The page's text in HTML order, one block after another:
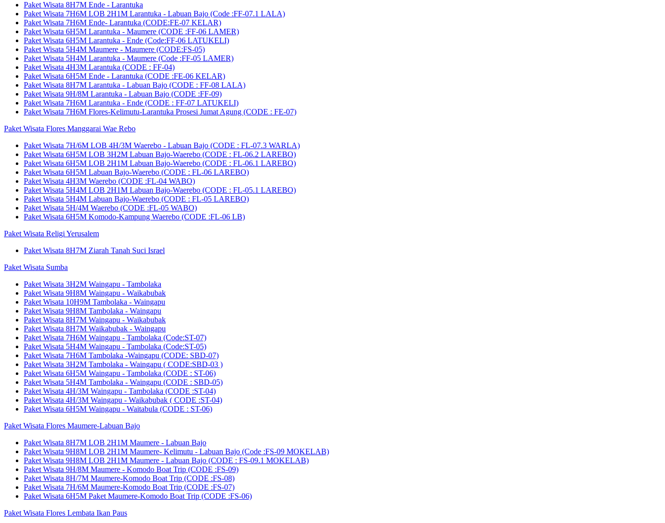
Paket Wisata 8H7M Ende - Larantuka
Paket Wisata 7H6M LOB 2H1M Larantuka - Labuan Bajo (Code :FF-07.1 LALA)
Paket Wisata 7H6M Ende- Larantuka (CODE:FE-07 KELAR)
Paket Wisata 6H5M Larantuka - Maumere (CODE :FF-06 LAMER)
Paket Wisata 6H5M Larantuka - Ende (Code:FF-06 LATUKELI)
Paket Wisata 5H4M Maumere - Maumere (CODE:FS-05)
Paket Wisata 5H4M Larantuka - Maumere (Code :FF-05 LAMER)
Paket Wisata 4H3M Larantuka (CODE : FF-04)
Paket Wisata 6H5M Ende - Larantuka (CODE :FE-06 KELAR)
Paket Wisata 8H7M Larantuka - Labuan Bajo (CODE : FF-08 LALA)
Paket Wisata 9H/8M Larantuka - Labuan Bajo (CODE :FF-09)
Paket Wisata 7H6M Larantuka - Ende (CODE : FF-07 LATUKELI)
Paket Wisata 7H6M Flores-Kelimutu-Larantuka Prosesi Jumat Agung (CODE : FE-07)
Paket Wisata Flores Manggarai Wae Rebo
Paket Wisata 7H/6M LOB 4H/3M Waerebo - Labuan Bajo (CODE : FL-07.3 WARLA)
Paket Wisata 6H5M LOB 3H2M Labuan Bajo-Waerebo (CODE : FL-06.2 LAREBO)
Paket Wisata 6H5M LOB 2H1M Labuan Bajo-Waerebo (CODE : FL-06.1 LAREBO)
Paket Wisata 6H5M Labuan Bajo-Waerebo (CODE : FL-06 LAREBO)
Paket Wisata 4H3M Waerebo (CODE :FL-04 WABO)
Paket Wisata 5H4M LOB 2H1M Labuan Bajo-Waerebo (CODE : FL-05.1 LAREBO)
Paket Wisata 5H4M Labuan Bajo-Waerebo (CODE : FL-05 LAREBO)
Paket Wisata 5H/4M Waerebo (CODE :FL-05 WABO)
Paket Wisata 6H5M Komodo-Kampung Waerebo (CODE :FL-06 LB)
Paket Wisata Religi Yerusalem
Paket Wisata 8H7M Ziarah Tanah Suci Israel
Paket Wisata Sumba
Paket Wisata 3H2M Waingapu - Tambolaka
Paket Wisata 9H8M Waingapu - Waikabubak
Paket Wisata 10H9M Tambolaka - Waingapu
Paket Wisata 9H8M Tambolaka - Waingapu
Paket Wisata 8H7M Waingapu - Waikabubak
Paket Wisata 8H7M Waikabubak - Waingapu
Paket Wisata 7H6M Waingapu - Tambolaka (Code:ST-07)
Paket Wisata 5H4M Waingapu - Tambolaka (Code:ST-05)
Paket Wisata 7H6M Tambolaka -Waingapu (CODE: SBD-07)
Paket Wisata 3H2M Tambolaka - Waingapu ( CODE:SBD-03 )
Paket Wisata 6H5M Waingapu - Tambolaka (CODE : ST-06)
Paket Wisata 5H4M Tambolaka - Waingapu (CODE : SBD-05)
Paket Wisata 4H/3M Waingapu - Tambolaka (CODE :ST-04)
Paket Wisata 4H/3M Waingapu - Waikabubak ( CODE :ST-04)
Paket Wisata 6H5M Waingapu - Waitabula (CODE : ST-06)
Paket Wisata Flores Maumere-Labuan Bajo
Paket Wisata 8H7M LOB 2H1M Maumere - Labuan Bajo
Paket Wisata 9H8M LOB 2H1M Maumere- Kelimutu - Labuan Bajo (Code :FS-09 MOKELAB)
Paket Wisata 9H8M LOB 2H1M Maumere - Labuan Bajo (CODE : FS-09.1 MOKELAB)
Paket Wisata 9H/8M Maumere - Komodo Boat Trip (CODE :FS-09)
Paket Wisata 8H/7M Maumere-Komodo Boat Trip (CODE :FS-08)
Paket Wisata 7H/6M Maumere-Komodo Boat Trip (CODE :FS-07)
Paket Wisata 6H5M Paket Maumere-Komodo Boat Trip (CODE :FS-06)
Paket Wisata Flores Lembata Ikan Paus